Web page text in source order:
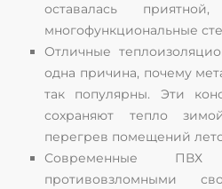
оставалась
многофункциональные
Отличные
одна причина, почему
так популярны. Эти
сохраняют тепло
перегрев помещений
Современные
противовзломными